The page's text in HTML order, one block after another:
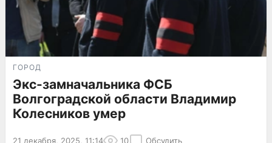
ГОРОД
Экс-замначальника ФСБ
Волгоградской области Владимир
Колесников умер
21 декабря, 2025, 11:14 10 Обсудить